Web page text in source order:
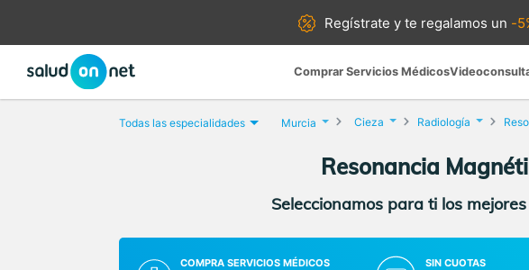
Regístrate yte regalamos un -
Comprar Servicios Médicos
Todas las especialidades Murcia Cieza Radiología
Resonancia
Seleccionamos para ti los
COMPRA SERVICIOS MÉDICOS
SIN CUOTAS